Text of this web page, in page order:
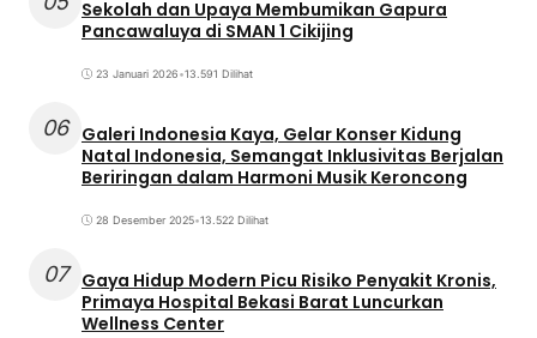
Sekolah dan Upaya Membumikan Gapura
Pancawaluya di SMAN 1 Cikijing
23 Januari 2026•13.591 Dilihat
06 Galeri Indonesia Kaya, Gelar Konser Kidung
Natal Indonesia, Semangat Inklusivitas Berjalan
Beriringan dalam Harmoni Musik Keroncong
28 Desember 2025•13.522 Dilihat
07
Gaya Hidup Modern Picu Risiko Penyakit Kronis,
Primaya Hospital Bekasi Barat Luncurkan
Wellness Center